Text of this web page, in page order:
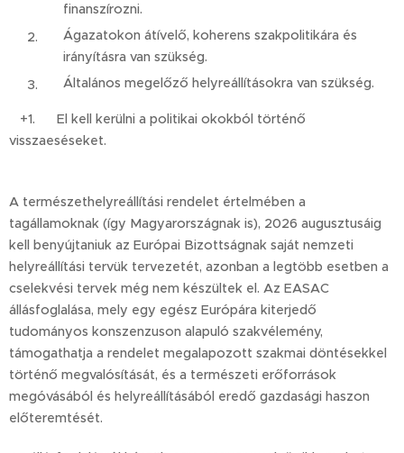
finanszírozni.
Ágazatokon átívelő, koherens szakpolitikára és
irányításra van szükség.
Általános megelőző helyreállításokra van szükség.
+1. El kell kerülni a politikai okokból történő
visszaeséseket.
A természethelyreállítási rendelet értelmében a
tagállamoknak (így Magyarországnak is), 2026 augusztusáig
kell benyújtaniuk az Európai Bizottságnak saját nemzeti
helyreállítási tervük tervezetét, azonban a legtöbb esetben a
cselekvési tervek még nem készültek el. Az EASAC
állásfoglalása, mely egy egész Európára kiterjedő
tudományos konszenzuson alapuló szakvélemény,
támogathatja a rendelet megalapozott szakmai döntésekkel
történő megvalósítását, és a természeti erőforrások
megóvásából és helyreállításából eredő gazdasági haszon
előteremtését.